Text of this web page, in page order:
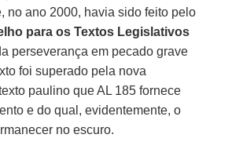
no ano 2000, havia sido feito pelo
para os Textos Legislativos
perseverança em pecado grave
foi superado pela nova
paulino que AL 185 fornece
e do qual, evidentemente, o
no escuro.